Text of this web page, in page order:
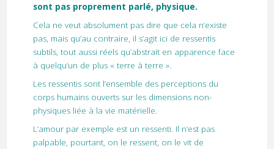
sont pas proprement parlé, physique.
Cela ne veut absolument pas dire que cela n’existe
pas, mais qu’au contraire, il s’agit ici de ressentis
subtils, tout aussi réels qu’abstrait en apparence face
à quelqu’un de plus « terre à terre ».
Les ressentis sont l’ensemble des perceptions du
corps humains ouverts sur les dimensions non-
physiques liée à la vie matérielle.
L’amour par exemple est un ressenti. Il n’est pas
palpable, pourtant, on le ressent, on le vit de